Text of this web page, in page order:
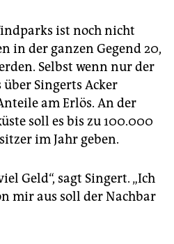
ist noch nicht
in der ganzen Gegend 20,
Selbst wenn nur der
Singerts Acker
am Erlös. An der
soll es bis zu 100.000
im Jahr geben.
Geld“, sagt Singert. „Ich
mir aus soll der Nachbar